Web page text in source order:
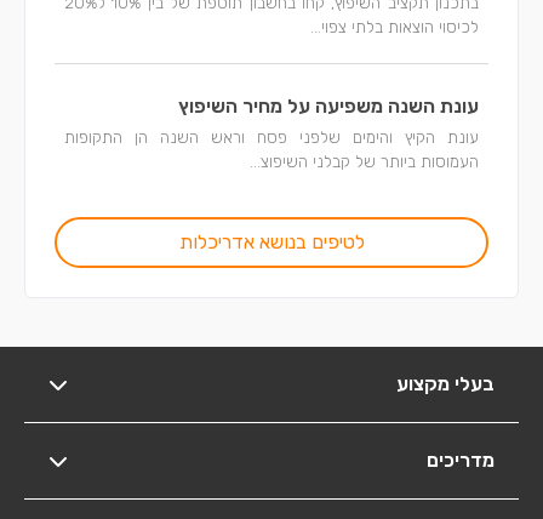
לכיסוי הוצאות בלתי צפוי...
עונת השנה משפיעה על מחיר השיפוץ
עונת הקיץ והימים שלפני פסח וראש השנה הן התקופות
העמוסות ביותר של קבלני השיפוצ...
לטיפים בנושא אדריכלות
בעלי מקצוע
מדריכים